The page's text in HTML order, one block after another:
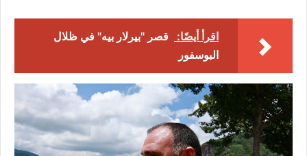
اقرأ أيضًا:
قصر "بيرلار بيه" في ظلال
البوسفور